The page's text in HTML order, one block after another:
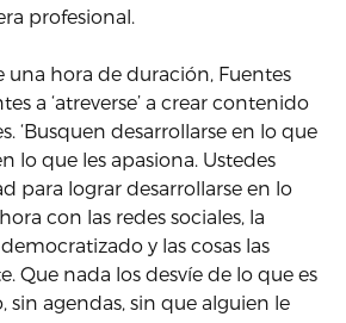
profesional.
una hora de duración, Fuentes
a ‘atreverse’ a crear contenido
‘Busquen desarrollarse en lo que
lo que les apasiona. Ustedes
para lograr desarrollarse en lo
con las redes sociales, la
y las cosas las
Que nada los desvíe de lo que es
sin agendas, sin que alguien le